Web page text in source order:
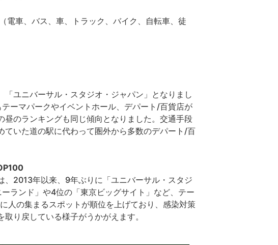
車、バス、車、トラック、バイク、自転車、徒
ユニバーサル・スタジオ・ジャパン」となりまし
ーマパークやイベントホール、デパート/百貨店が
のランキングも同じ傾向となりました。交通手段
いた道の駅に代わって圏外から多数のデパート/百
2013年以来、9年ぶりに「ユニバーサル・スタジ
ランド」や4位の「東京ビッグサイト」など、テー
人の集まるスポットが順位を上げており、感染対策
り戻している様子がうかがえます。